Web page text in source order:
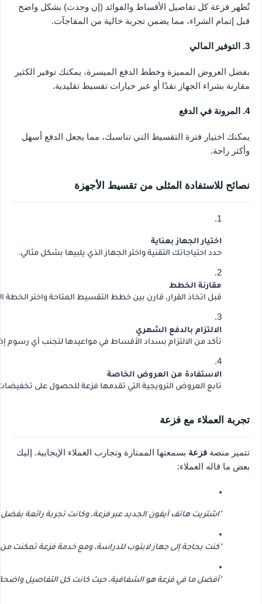
تُظهر فزعة كل تفاصيل الأقساط والفوائد (إن وجدت) بشكل واضح
قبل إتمام الشراء، مما يضمن تجربة خالية من المفاجآت.
3. التوفير المالي
بفضل العروض المميزة وخطط الدفع الميسرة، يمكنك توفير الكثير
مقارنة بشراء الجهاز نقدًا أو عبر خيارات تقسيط تقليدية.
4. المرونة في الدفع
يمكنك اختيار فترة التقسيط التي تناسبك، مما يجعل الدفع أسهل
وأكثر راحة.
نصائح للاستفادة المثلى من تقسيط الأجهزة
اختيار الجهاز بعناية
حدد احتياجاتك التقنية واختر الجهاز الذي يلبيها بشكل مثالي.
مقارنة الخطط
قبل اتخاذ القرار، قارن بين خطط التقسيط المتاحة واختر الخطة
الالتزام بالدفع الشهري
تأكد من الالتزام بسداد الأقساط في مواعيدها لتجنب أي رسوم
الاستفادة من العروض الخاصة
تابع العروض الترويجية التي تقدمها فزعة للحصول على تخفيضات
تجربة العملاء مع فزعة
تتميز منصة فزعة بسمعتها الممتازة وتجارب العملاء الإيجابية. إليك
بعض ما قاله العملاء:
"اشتريت هاتف آيفون الجديد عبر فزعة، وكانت تجربة رائعة
"كنت بحاجة إلى جهاز لابتوب للدراسة، ومع خدمة فزعة تمكنت
"أفضل ما في فزعة هو الشفافية، حيث كانت كل التفاصيل واضحة